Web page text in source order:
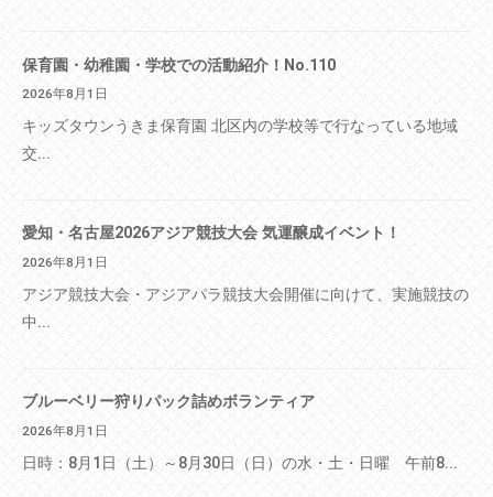
保育園・幼稚園・学校での活動紹介！No.110
2026年8月1日
キッズタウンうきま保育園 北区内の学校等で行なっている地域
交...
愛知・名古屋2026アジア競技大会 気運醸成イベント！
2026年8月1日
アジア競技大会・アジアパラ競技大会開催に向けて、実施競技の
中...
ブルーベリー狩りパック詰めボランティア
2026年8月1日
日時：8月1日（土）～8月30日（日）の水・土・日曜 午前8...